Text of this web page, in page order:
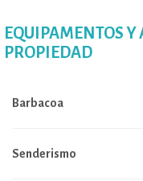
EQUIPAMENTOS Y
PROPIEDAD
Barbacoa
Senderismo